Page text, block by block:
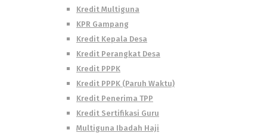
Kredit Multiguna
KPR Gampang
Kredit Kepala Desa
Kredit Perangkat Desa
Kredit PPPK
Kredit PPPK (Paruh Waktu)
Kredit Penerima TPP
Kredit Sertifikasi Guru
Multiguna Ibadah Haji